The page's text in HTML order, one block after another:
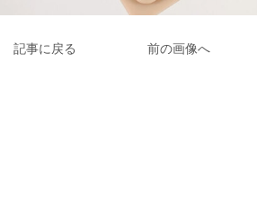
記事に戻る 前の画像へ